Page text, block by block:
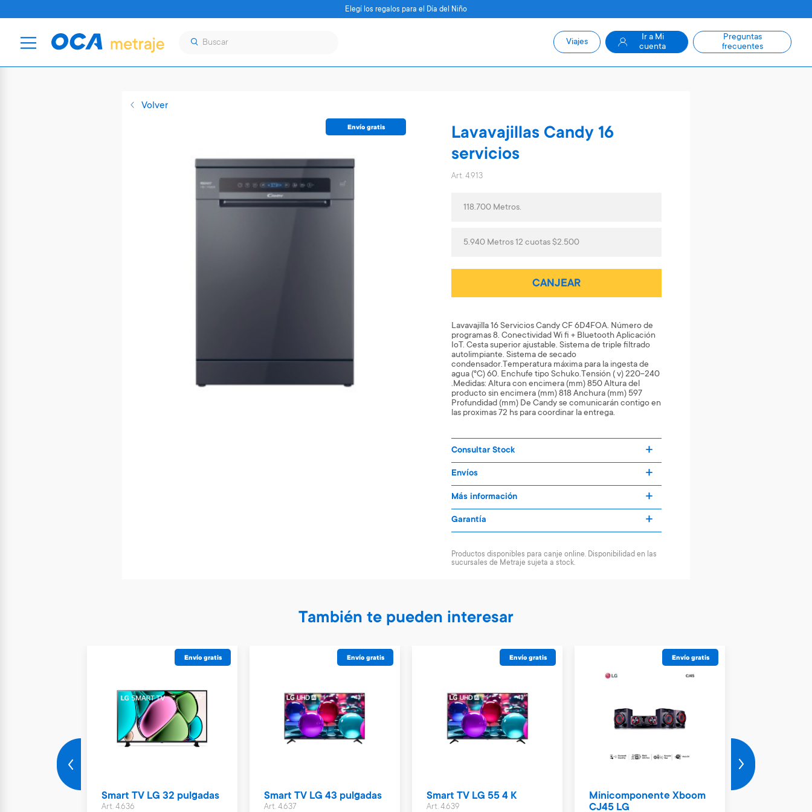
Volver
Envío gratis
Lavavajillas Candy 16
servicios
Art. 4.913
118.700 Metros.
5.940 Metros 12 cuotas $2.500
CANJEAR
Lavavajilla 16 Servicios Candy CF 6D4FOA. Número de
programas 8. Conectividad Wi fi + Bluetooth Aplicación
IoT. Cesta superior ajustable. Sistema de triple filtrado
autolimpiante. Sistema de secado
condensador.Temperatura máxima para la ingesta de
agua (°C) 60. Enchufe tipo Schuko.Tensión ( v) 220-240
.Medidas: Altura con encimera (mm) 850 Altura del
producto sin encimera (mm) 818 Anchura (mm) 597
Profundidad (mm) De Candy se comunicarán contigo en
las proximas 72 hs para coordinar la entrega.
Consultar Stock
Envíos
Más información
Garantía
Productos disponibles para canje online. Disponibilidad en las
sucursales de Metraje sujeta a stock.
También te pueden interesar
Envío gratis
Smart TV LG 32 pulgadas
Art. 4.636
Envío gratis
Smart TV LG 43 pulgadas
Art. 4.637
Envío gratis
Smart TV LG 55 4 K
Art. 4.639
Envío gratis
Minicomponente Xboom
CJ45 LG
Elegí los regalos para el Día del Niño
Viajes
Ir a Mi
cuenta
Preguntas
frecuentes